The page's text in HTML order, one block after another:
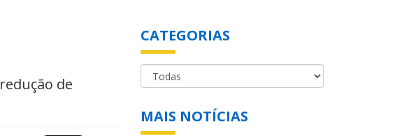
de
CATEGORIAS
MAIS NOTÍCIAS